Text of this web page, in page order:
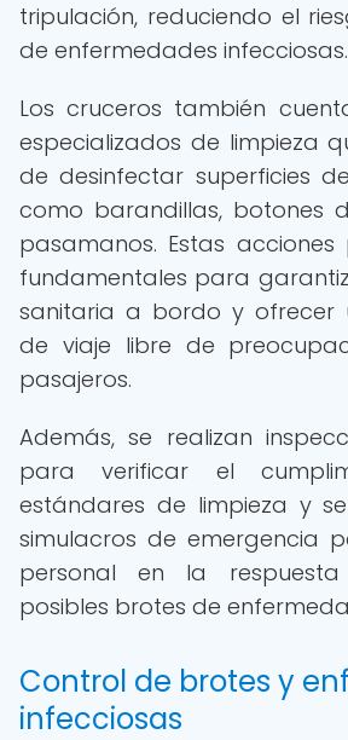
tripulación, reduciendo el
de enfermedades infecciosas.
Los cruceros también
especializados de limpieza
de desinfectar superficies
como barandillas, botones
pasamanos. Estas acciones
fundamentales para
sanitaria a bordo y ofrecer
de viaje libre de
pasajeros.
Además, se realizan
para verificar el
estándares de limpieza y
simulacros de emergencia
personal en la
posibles brotes de
Control de brotes y
infecciosas